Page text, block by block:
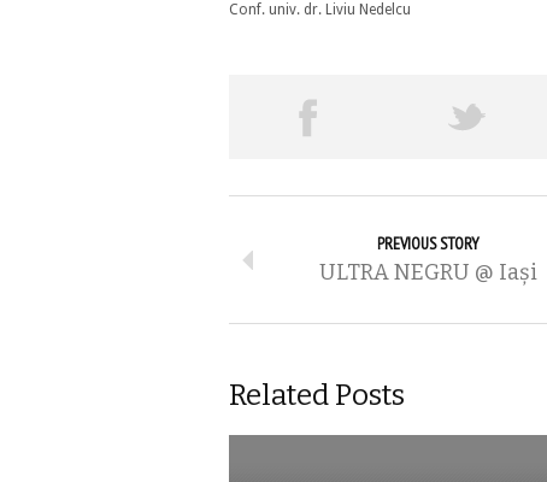
Conf. univ. dr. Liviu Nedelcu
PREVIOUS STORY
ULTRA NEGRU @ Iași
Related Posts